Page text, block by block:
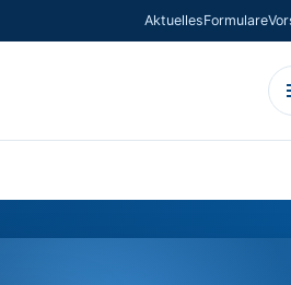
AktuellesFormulare